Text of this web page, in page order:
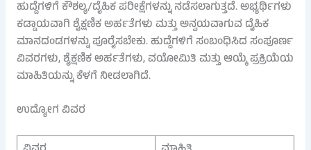
ಹುದ್ದೆಗಳಿಗೆ ಕೌಶಲ್ಯ/ದೈಹಿಕ ಪರೀಕ್ಷೆಗಳನ್ನು ನಡೆಸಲಾಗುತ್ತದೆ. ಅಭ್ಯರ್ಥಿಗಳು
ಕಡ್ಡಾಯವಾಗಿ ಶೈಕ್ಷಣಿಕ ಅರ್ಹತೆಗಳು ಮತ್ತು ಅನ್ವಯವಾಗುವ ದೈಹಿಕ
ಮಾನದಂಡಗಳನ್ನು ಪೂರೈಸಬೇಕು. ಹುದ್ದೆಗಳಿಗೆ ಸಂಬಂಧಿಸಿದ ಸಂಪೂರ್ಣ
ವಿವರಗಳು, ಶೈಕ್ಷಣಿಕ ಅರ್ಹತೆಗಳು, ವಯೋಮಿತಿ ಮತ್ತು ಆಯ್ಕೆ ಪ್ರಕ್ರಿಯೆಯ
ಮಾಹಿತಿಯನ್ನು ಕೆಳಗೆ ನೀಡಲಾಗಿದೆ.
ಉದ್ಯೋಗ ವಿವರ